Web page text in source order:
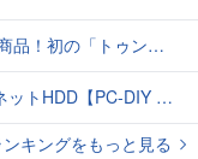
」公式LINEスタンプ、販売開始
【PC-DIY 秋の陣】
キングをもっと見る